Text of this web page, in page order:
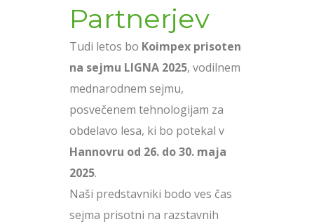
Partnerjev
Tudi letos bo Koimpex prisoten
na sejmu LIGNA 2025, vodilnem
mednarodnem sejmu,
posvečenem tehnologijam za
obdelavo lesa, ki bo potekal v
Hannovru od 26. do 30. maja
2025.
Naši predstavniki bodo ves čas
sejma prisotni na razstavnih